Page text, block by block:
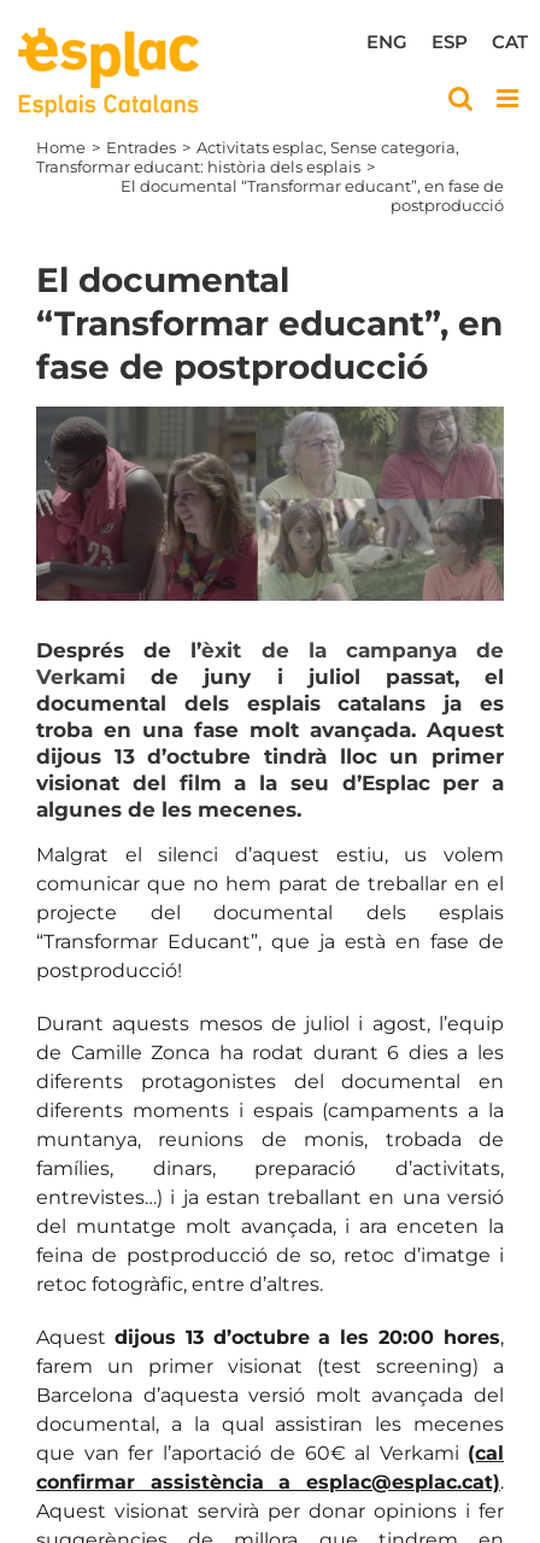
content
CAT
ESP
ENG
Home Entrades Activitats esplac Sense categoria
Transformar educant: història dels esplais
El documental “Transformar educant”, en fase de
postproducció
El documental
“Transformar educant”, en
fase de postproducció
View
Larger
Image
Després de l’èxit de la campanya de
Verkami de juny i juliol passat, el
documental dels esplais catalans ja es
troba en una fase molt avançada. Aquest
dijous 13 d’octubre tindrà lloc un primer
visionat del film a la seu d’Esplac per a
algunes de les mecenes.
Malgrat el silenci d’aquest estiu, us volem
comunicar que no hem parat de treballar en el
projecte del documental dels esplais
“Transformar Educant”, que ja està en fase de
postproducció!
Durant aquests mesos de juliol i agost, l’equip
de Camille Zonca ha rodat durant 6 dies a les
diferents protagonistes del documental en
diferents moments i espais (campaments a la
muntanya, reunions de monis, trobada de
famílies, dinars, preparació d’activitats,
entrevistes…) i ja estan treballant en una versió
del muntatge molt avançada, i ara enceten la
feina de postproducció de so, retoc d’imatge i
retoc fotogràfic, entre d’altres.
Aquest dijous 13 d’octubre a les 20:00 hores,
farem un primer visionat (test screening) a
Barcelona d’aquesta versió molt avançada del
documental, a la qual assistiran les mecenes
que van fer l’aportació de 60€ al Verkami (cal
confirmar assistència a esplac@esplac.cat).
Aquest visionat servirà per donar opinions i fer